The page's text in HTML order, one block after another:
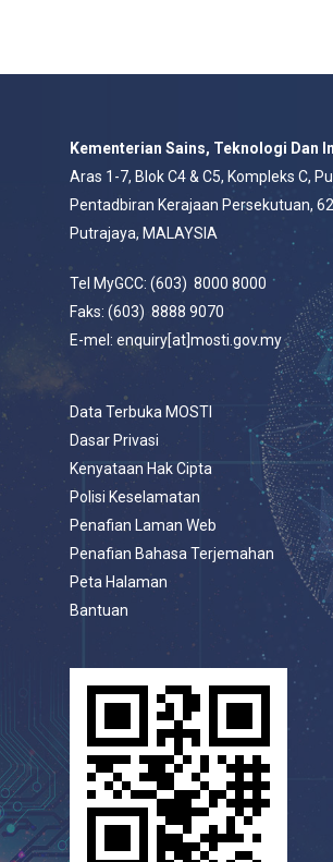
Kementerian Sains, Teknologi Dan
Aras 1-7, Blok C4 & C5, Kompleks C,
Pentadbiran Kerajaan Persekutuan,
Putrajaya, MALAYSIA
Tel MyGCC: (603) 8000 8000
Faks: (603) 8888 9070
E-mel: enquiry[at]mosti.gov.my
Data Terbuka MOSTI
Dasar Privasi
Kenyataan Hak Cipta
Polisi Keselamatan
Penafian Laman Web
Penafian Bahasa Terjemahan
Peta Halaman
Bantuan